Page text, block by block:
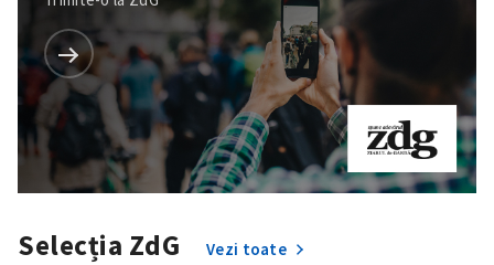
Selecția ZdG Vezi toate